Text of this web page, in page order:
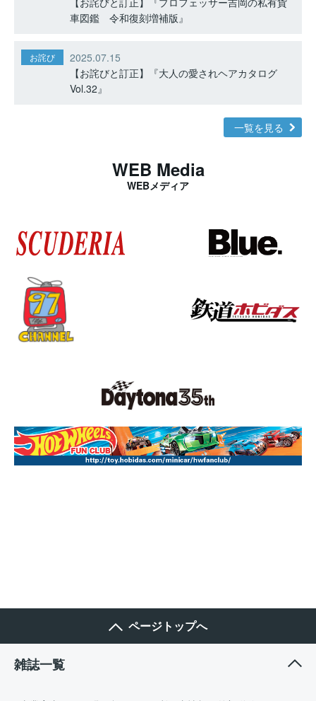
車図鑑 令和復刻増補版』
お詫び
2025.07.15
【お詫びと訂正】『大人の愛されヘアカタログ
Vol.32』
一覧を見る
WEB Media
WEBメディア
ページトップへ
雑誌一覧